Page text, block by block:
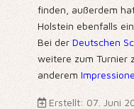
finden, außerdem
Holstein ebenfalls
Bei der Deutschen
weitere zum Turnier
anderem
Erstellt: 07. Juni